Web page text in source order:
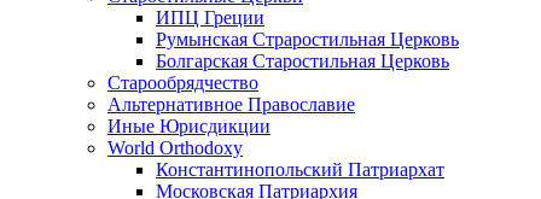
ИПЦ Греции
Румынская Страростильная Церковь
Болгарская Старостильная Церковь
Старообрядчество
Альтернативное Православие
Иные Юрисдикции
World Orthodoxy
Константинопольский Патриархат
Московская Патриархия